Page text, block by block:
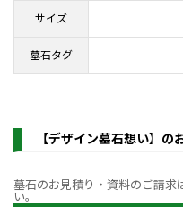
サイズ
墓石タグ
【デザイン墓石想い】の
墓石のお見積り・資料のご請求
い。